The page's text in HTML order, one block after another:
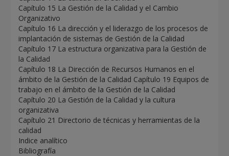
Capítulo 15 La Gestión de la Calidad y el Cambio
Organizativo
Capítulo 16 La dirección y el liderazgo de los procesos de
implantación de sistemas de Gestión de la Calidad
Capítulo 17 La estructura organizativa para la Gestión de
la Calidad
Capítulo 18 La Dirección de Recursos Humanos en el
ámbito de la Gestión de la Calidad Capítulo 19 Equipos de
trabajo en el ámbito de la Gestión de la Calidad
Capítulo 20 La Gestión de la Calidad y la cultura
organizativa
Capítulo 21 Directorio de técnicas y herramientas de la
calidad
Indice analítico
Bibliografía